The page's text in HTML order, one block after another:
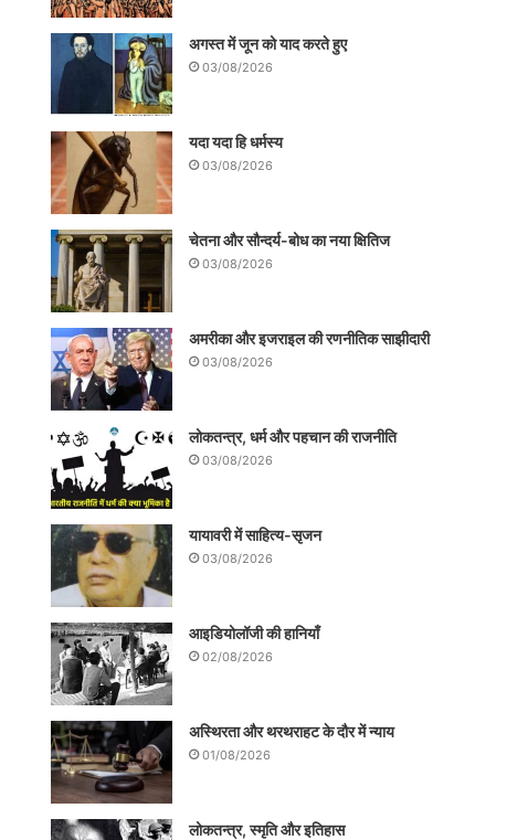
अगस्त में जून को याद करते हुए
03/08/2026
यदा यदा हि धर्मस्य
03/08/2026
चेतना और सौन्दर्य-बोध का नया क्षितिज
03/08/2026
अमरीका और इजराइल की रणनीतिक साझीदारी
03/08/2026
लोकतन्त्र, धर्म और पहचान की राजनीति
03/08/2026
यायावरी में साहित्य-सृजन
03/08/2026
आइडियोलॉजी की हानियाँ
02/08/2026
अस्थिरता और थरथराहट के दौर में न्याय
01/08/2026
लोकतन्त्र, स्मृति और इतिहास